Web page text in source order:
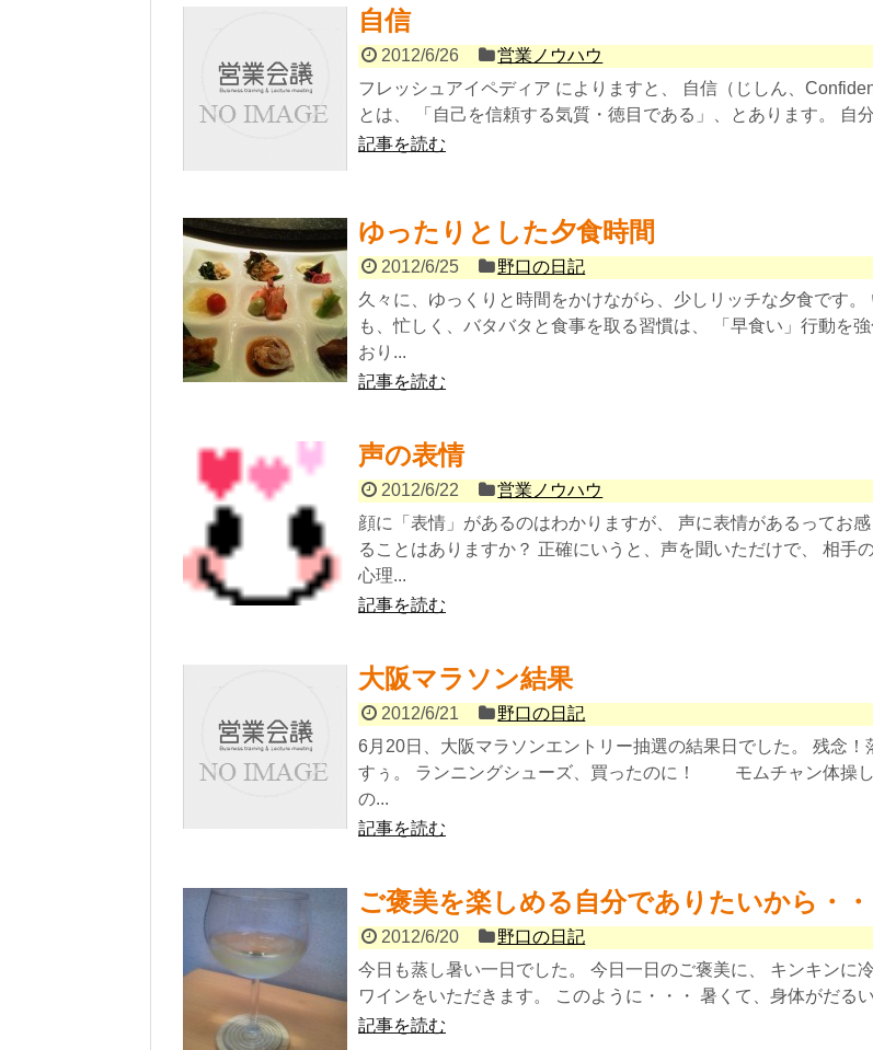
自信
2012/6/26
営業ノウハウ
フレッシュアイペディア によりますと、 自信（じしん、
とは、 「自己を信頼する気質・徳目である」、とあります。 自
記事を読む
ゆったりとした夕食時間
2012/6/25
野口の日記
久々に、ゆっくりと時間をかけながら、少しリッチな夕食です。
も、忙しく、バタバタと食事を取る習慣は、 「早食い」行動を
おり...
記事を読む
声の表情
2012/6/22
営業ノウハウ
顔に「表情」があるのはわかりますが、 声に表情があるってお
ることはありますか？ 正確にいうと、声を聞いただけで、 相手
心理...
記事を読む
大阪マラソン結果
2012/6/21
野口の日記
6月20日、大阪マラソンエントリー抽選の結果日でした。 残念！
すぅ。 ランニングシューズ、買ったのに！ モムチャン体操
の...
記事を読む
ご褒美を楽しめる自分でありたいから・・
2012/6/20
野口の日記
今日も蒸し暑い一日でした。 今日一日のご褒美に、 キンキンに
ワインをいただきます。 このように・・・ 暑くて、身体がだる
記事を読む